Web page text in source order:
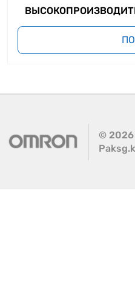
© 2026